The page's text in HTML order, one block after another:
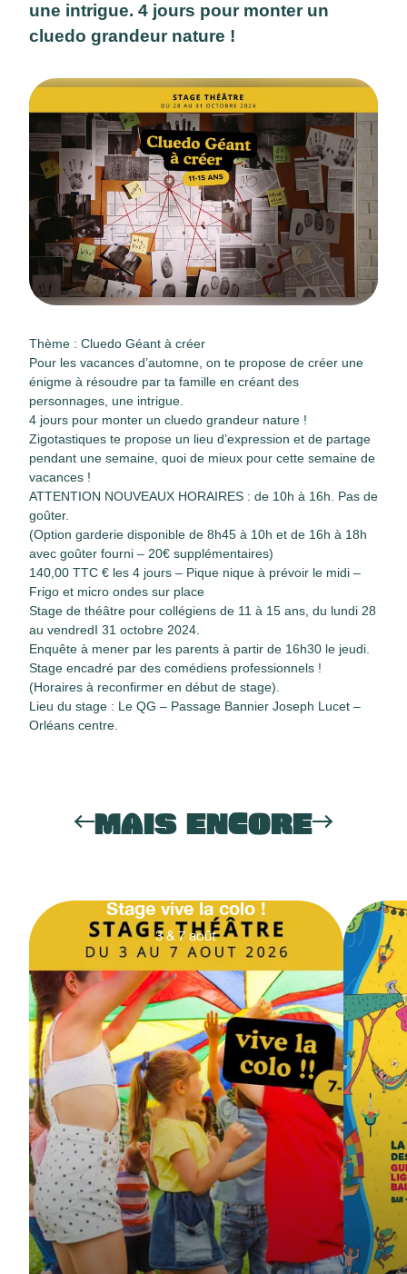
une intrigue. 4 jours pour monter un
cluedo grandeur nature !
Thème : Cluedo Géant à créer
Pour les vacances d’automne, on te propose de créer une
énigme à résoudre par ta famille en créant des
personnages, une intrigue.
4 jours pour monter un cluedo grandeur nature !
Zigotastiques te propose un lieu d’expression et de partage
pendant une semaine, quoi de mieux pour cette semaine de
vacances !
ATTENTION NOUVEAUX HORAIRES : de 10h à 16h. Pas de
goûter.
(Option garderie disponible de 8h45 à 10h et de 16h à 18h
avec goûter fourni – 20€ supplémentaires)
140,00 TTC € les 4 jours – Pique nique à prévoir le midi –
Frigo et micro ondes sur place
Stage de théâtre pour collégiens de 11 à 15 ans, du lundi 28
au vendredI 31 octobre 2024.
Enquête à mener par les parents à partir de 16h30 le jeudi.
Stage encadré par des comédiens professionnels !
(Horaires à reconfirmer en début de stage).
Lieu du stage : Le QG – Passage Bannier Joseph Lucet –
Orléans centre.
MAIS ENCORE
Stage vive la colo !
3 & 7 août